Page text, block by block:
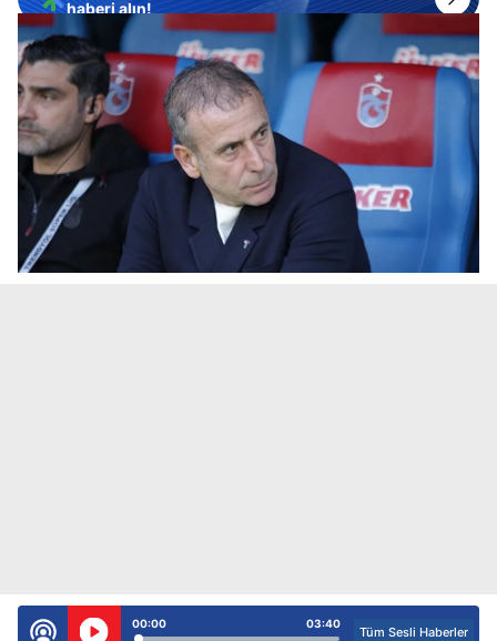
haberi alın!
03:40
00:00
Tüm Sesli Haberler